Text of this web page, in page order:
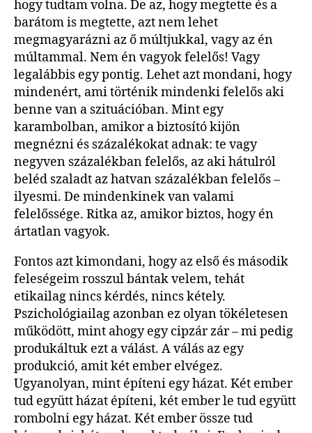
hogy tudtam volna. De az, hogy megtette és a
barátom is megtette, azt nem lehet
megmagyarázni az ő múltjukkal, vagy az én
múltammal. Nem én vagyok felelős! Vagy
legalábbis egy pontig. Lehet azt mondani, hogy
mindenért, ami történik mindenki felelős aki
benne van a szituációban. Mint egy
karambolban, amikor a biztosító kijön
megnézni és százalékokat adnak: te vagy
negyven százalékban felelős, az aki hátulról
beléd szaladt az hatvan százalékban felelős –
ilyesmi. De mindenkinek van valami
felelőssége. Ritka az, amikor biztos, hogy én
ártatlan vagyok.
Fontos azt kimondani, hogy az első és második
feleségeim rosszul bántak velem, tehát
etikailag nincs kérdés, nincs kétely.
Pszichológiailag azonban ez olyan tökéletesen
működött, mint ahogy egy cipzár zár – mi pedig
produkáltuk ezt a válást. A válás az egy
produkció, amit két ember elvégez.
Ugyanolyan, mint építeni egy házat. Két ember
tud együtt házat építeni, két ember le tud együtt
rombolni egy házat. Két ember össze tud